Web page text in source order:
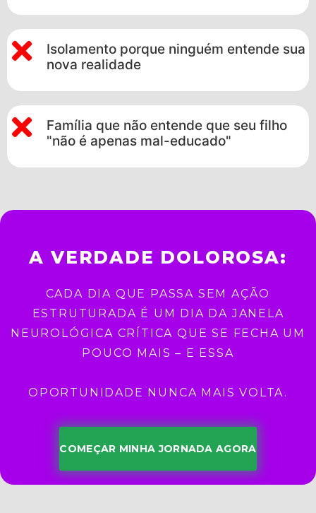
Isolamento porque ninguém entende sua
nova realidade
Família que não entende que seu filho
"não é apenas mal-educado"
A VERDADE DOLOROSA:
CADA DIA QUE PASSA SEM AÇÃO
ESTRUTURADA É UM DIA DA JANELA
NEUROLÓGICA CRÍTICA QUE SE FECHA UM
POUCO MAIS – E ESSA
OPORTUNIDADE NUNCA MAIS VOLTA.
COMEÇAR MINHA JORNADA AGORA